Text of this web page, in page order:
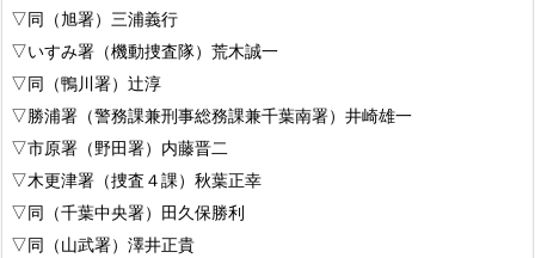
▽同（旭署）三浦義行
▽いすみ署（機動捜査隊）荒木誠一
▽同（鴨川署）辻淳
▽勝浦署（警務課兼刑事総務課兼千葉南署）井崎雄一
▽市原署（野田署）内藤晋二
▽木更津署（捜査４課）秋葉正幸
▽同（千葉中央署）田久保勝利
▽同（山武署）澤井正貴